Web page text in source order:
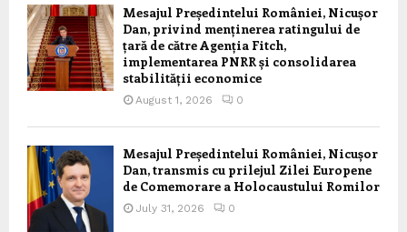
Mesajul Președintelui României, Nicușor
Dan, privind menținerea ratingului de
țară de către Agenția Fitch,
implementarea PNRR și consolidarea
stabilității economice
August 1, 2026 0
Mesajul Președintelui României, Nicușor
Dan, transmis cu prilejul Zilei Europene
de Comemorare a Holocaustului Romilor
July 31, 2026 0